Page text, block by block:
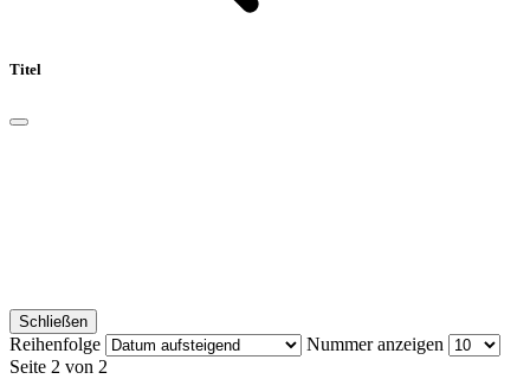
Titel
Schließen
Reihenfolge
Nummer anzeigen
Seite 2 von 2